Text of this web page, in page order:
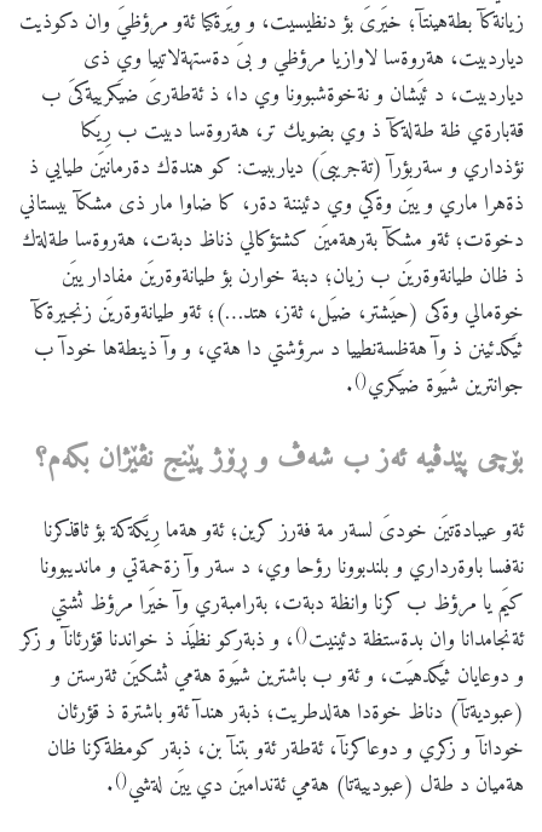
زيانةكآ بطةهينتآ؛ خيَرىَ بؤ دنظيسيت، و ويَرةكيا ئةو مرؤظيَ وان دكوذيت
دياردبيت، هةروةسا لاوازيا مرؤظي و بىَ دةستهةلاتييا وي ذى
دياردبيت، د ئيَشان و نةخوةشبوونا وي دا، ذ ئةطةرىَ ضيَكرييةكىَ ب
قةبارةي ظة طةلةكآ ذ وي بضويك تر، هةروةسا دبيت ب رِيَكا
نؤذداري و سةربؤرآ (تةجريبىَ) ديارببيت: كو هندةك دةرمانيَن طيايي ذ
ذةهرا ماري و ييَن وةكي وي دئيننة دةر، كا ضاوا مار ذى مشكآ بيستاني
دخوةت؛ ئةو مشكآ بةرهةميَن كشتؤكالي ذناظ دبةت، هةروةسا طةلةك
ذ ظان طيانةوةريَن ب زيان؛ دبنة خوارن بؤ طيانةوةريَن مفادار ييَن
خوةمالي وةكى (حيَشتر، ضيَل، ثةز، هتد…)؛ ئةو طيانةوةريَن زنجيرةكآ
ثيَكدئينن ذ وآ هةظسةنطييا د سرؤشتي دا هةي، و وآ ذينطةها خودآ ب
جوانترين شيَوة ضيَكري()
.
بۆچیپێدڤیهئهزب شهڤ وڕۆژپێنجنڤێژانبكهم؟
ئةو عيبادةتيَن خودىَ لسةر مة فةرز كرين؛ ئةو هةما رِيَكةكة بؤ ثاقذكرنا
نةفسا باوةرداري و بلندبوونا رؤحا وي، د سةر وآ زةحمةتي و مانديبوونا
كيَم يا مرؤظ ب كرنا وانظة دبةت، بةرامبةري وآ خيَرا مرؤظ ثشتي
ئةنجامدانا وان بدةستظة دئينيت()، و ذبةركو نظيَذ ذ خواندنا قؤرئانآ و زكر
و دوعايان ثيَكدهيَت، و ئةو ب باشترين شيَوة هةمي ثشكيَن ثةرستن و
(عبوديةتآ) دناظ خوةدا هةلدطريت؛ ذبةر هندآ ئةو باشترة ذ قؤرئان
خودانآ و زكري و دوعاكرنآ، ئةطةر ئةو بتنآ بن، ذبةر كومظةكرنا ظان
هةميان د طةل (عبودييةتا) هةمي ئةنداميَن دي ييَن لةشي()
.